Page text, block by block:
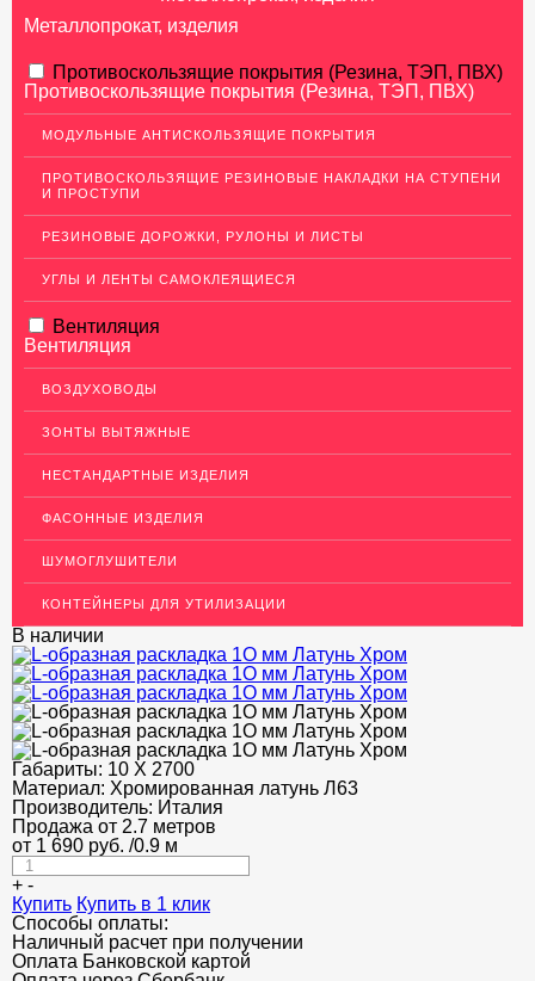
Металлопрокат, изделия
АЛЮМИНИЕВЫЙ ПРОКАТ
НЕРЖАВЕЮЩАЯ СТАЛЬ
МЕДНЫЙ ПРОКАТ
ЛАТУННЫЙ ПРОКАТ
ДЕКОР НЕРЖАВЕЙКА
ОГРАЖДЕНИЯ ДЛЯ ЛЕСТНИЦ
ЭЛЕКТРОДЫ
ДЕКОРАТИВНЫЙ УГОЛОК
МЕТАЛЛИЧЕСКИЕ ПОРОГИ НАПОЛЬНЫЕ (ДЛЯ ПОЛА),
РАСКЛАДКА, ПЛИНТУС
Алюминиевый плинтус
Раскладка под плитку
Т-образный профиль
Полоса декоративная
ПОТОЛКИ
АКЦИИ
НЕДОРОГОЙ МЕТАЛЛОПРОКАТ
Противоскользящие покрытия (Резина, ТЭП, ПВХ)
Противоскользящие покрытия (Резина, ТЭП, ПВХ)
МОДУЛЬНЫЕ АНТИСКОЛЬЗЯЩИЕ ПОКРЫТИЯ
ПРОТИВОСКОЛЬЗЯЩИЕ РЕЗИНОВЫЕ НАКЛАДКИ НА СТУПЕНИ
И ПРОСТУПИ
РЕЗИНОВЫЕ ДОРОЖКИ, РУЛОНЫ И ЛИСТЫ
УГЛЫ И ЛЕНТЫ САМОКЛЕЯЩИЕСЯ
Вентиляция
Вентиляция
ВОЗДУХОВОДЫ
ЗОНТЫ ВЫТЯЖНЫЕ
НЕСТАНДАРТНЫЕ ИЗДЕЛИЯ
ФАСОННЫЕ ИЗДЕЛИЯ
ШУМОГЛУШИТЕЛИ
КОНТЕЙНЕРЫ ДЛЯ УТИЛИЗАЦИИ
В наличии
Габариты: 10 Х 2700
Материал: Хромированная латунь Л63
Производитель: Италия
Продажа от 2.7 метров
от 1 690 руб. /0.9 м
+ -
Купить Купить в 1 клик
Способы оплаты:
Наличный расчет при получении
Оплата Банковской картой